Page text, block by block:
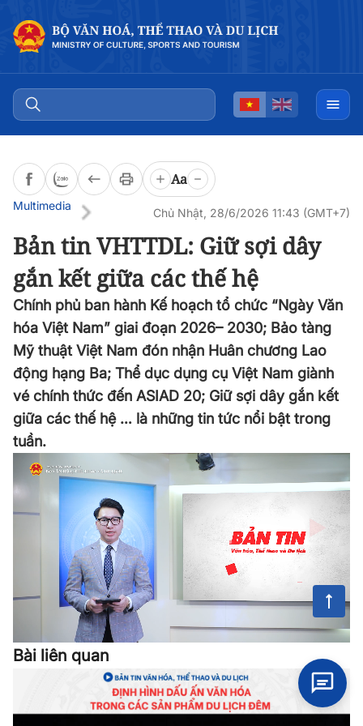
Aa
Multimedia
Chủ Nhật, 28/6/2026 11:43 (GMT+7)
Bản tin VHTTDL: Giữ sợi dây
gắn kết giữa các thế hệ
Chính phủ ban hành Kế hoạch tổ chức “Ngày Văn
hóa Việt Nam” giai đoạn 2026– 2030; Bảo tàng
Mỹ thuật Việt Nam đón nhận Huân chương Lao
động hạng Ba; Thể dục dụng cụ Việt Nam giành
vé chính thức đến ASIAD 20; Giữ sợi dây gắn kết
giữa các thế hệ … là những tin tức nổi bật trong
tuần.
Bài liên quan